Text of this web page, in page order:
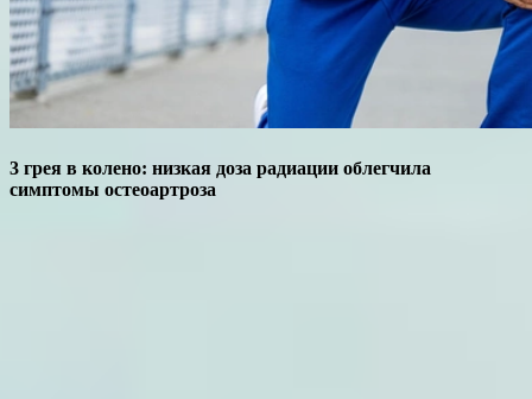
3 грея в колено: низкая доза радиации облегчила
симптомы остеоартроза